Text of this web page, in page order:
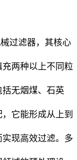
过滤器，其核心
两种以上不同粒
无烟煤、石英
它能形成从上到
现高效过滤。多